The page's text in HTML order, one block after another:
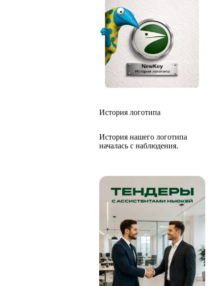
История логотипа
История нашего логотипа
началась с наблюдения.